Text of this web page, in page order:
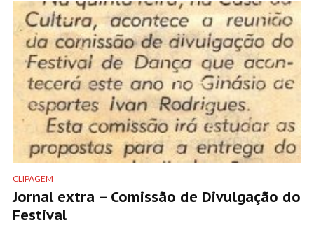
CLIPAGEM
Jornal extra – Comissão de Divulgação do
Festival